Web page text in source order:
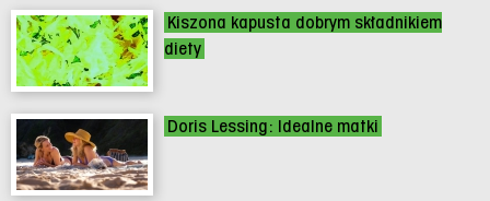
Kiszona kapusta dobrym składnikiem
diety
Doris Lessing: Idealne matki